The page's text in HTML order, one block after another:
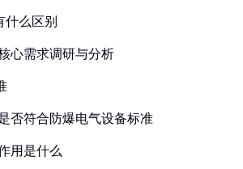
什么区别
心需求调研与分析
否符合防爆电气设备标准
用是什么